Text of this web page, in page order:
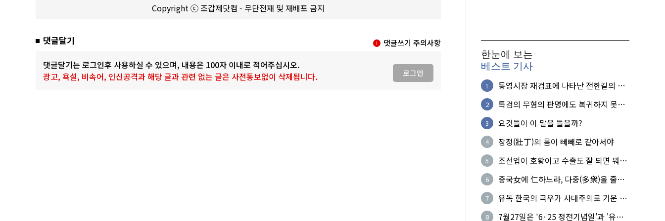
Copyright ⓒ 조갑제닷컴 - 무단전재 및 재배포 금지
댓글달기 댓글쓰기 주의사항
댓글달기는 로그인후 사용하실 수 있으며, 내용은 100자 이내로 적어주십시오.
광고, 욕설, 비속어, 인신공격과 해당 글과 관련 없는 글은 사전통보없이 삭제됩니다.
로그인
한눈에 보는
베스트 기사
1
통영시장 재검표에 나타난 전한길의 무
2
특검의 무혐의 판명에도 복귀하지 못한
3 요것들이 이 말을 들을까?
4 장정(壯丁)의 몸이 빼빼로 같아서야
5
조선업이 호황이고 수출도 잘 되면 뭐하
6
중국女에 仁하느라, 다중(多衆)을 줄세
7
유독 한국의 극우가 사대주의로 기운 이
8 7월27일은 '6·25 정전기념일'과 '유엔